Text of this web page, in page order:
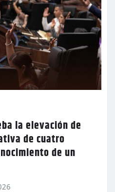
la elevación de
de cuatro
de un